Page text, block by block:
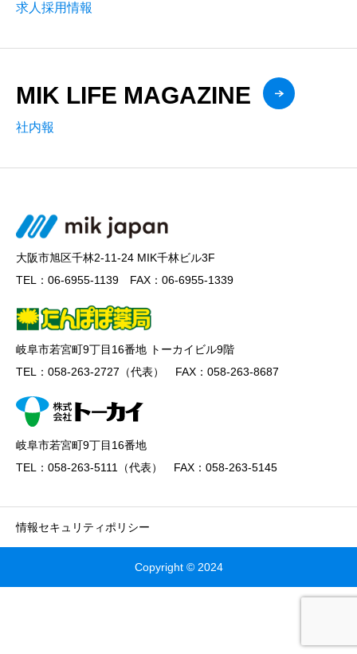
求人採用情報
MIK LIFE MAGAZINE
社内報
大阪市旭区千林2-11-24 MIK千林ビル3F
TEL：06-6955-1139 FAX：06-6955-1339
岐阜市若宮町9丁目16番地 トーカイビル9階
TEL：058-263-2727（代表） FAX：058-263-8687
岐阜市若宮町9丁目16番地
TEL：058-263-5111（代表） FAX：058-263-5145
情報セキュリティポリシー
Copyright © 2024